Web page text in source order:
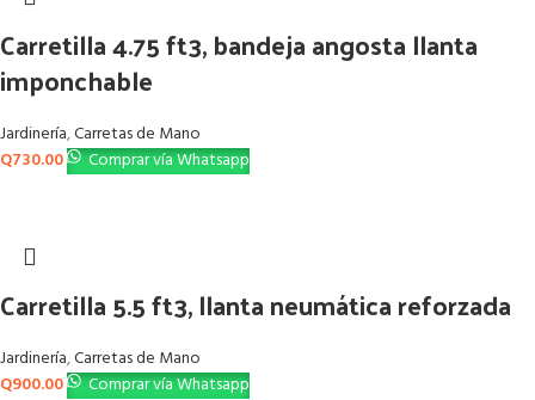
Carretilla 4.75 ft3, bandeja angosta llanta
imponchable
Jardinería,Carretas de Mano
Q730.00 Comprar vía Whatsapp
Carretilla 5.5 ft3, llanta neumática reforzada
Jardinería,Carretas de Mano
Q900.00 Comprar vía Whatsapp